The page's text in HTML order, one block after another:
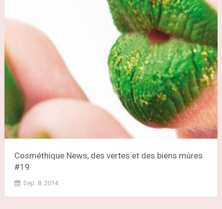
Cosméthique News, des vertes et des biens mûres
#19
Sep. 8, 2014